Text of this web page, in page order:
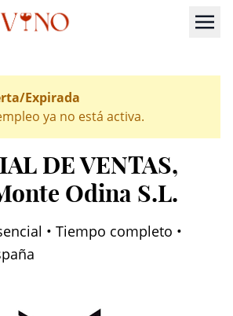
Expirada
ya no está activa.
DE VENTAS,
Odina S.L.
• Tiempo completo •